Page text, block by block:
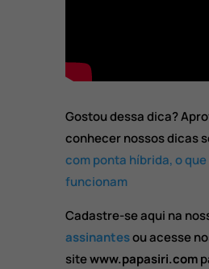
Gostou dessa dica?
conhecer nossos dicas
com ponta híbrida, o que
funcionam
Cadastre-se aqui na
assinantesou acesse
sitewww.papasiri.com